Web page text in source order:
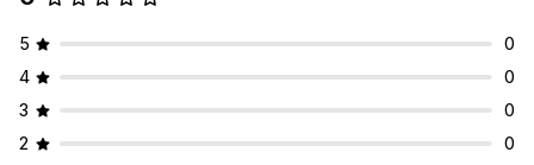
5
0
4
0
3
0
2
0